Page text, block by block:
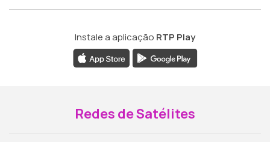
Instale a aplicação RTP Play
Redes de Satélites